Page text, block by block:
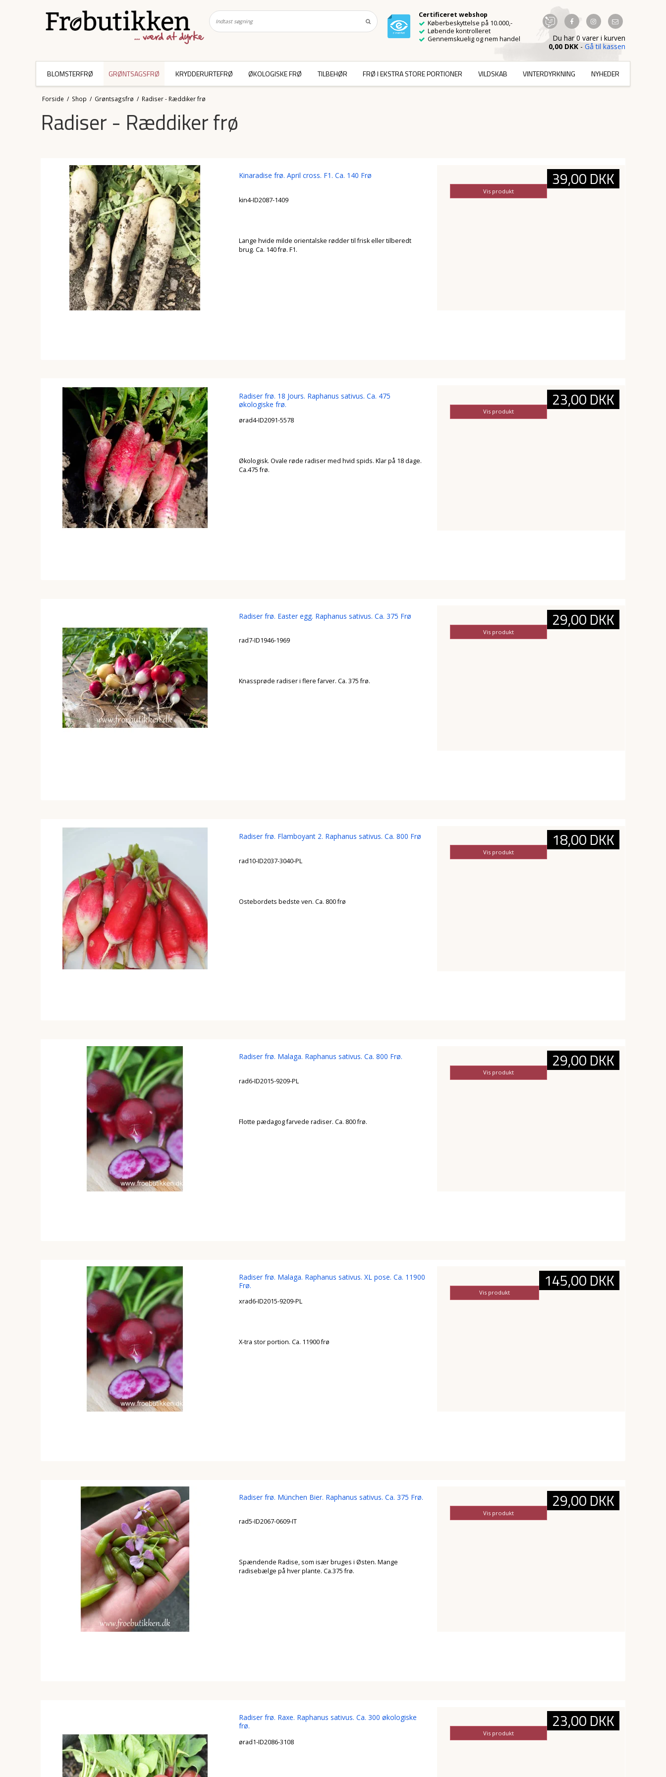
Certificeret webshop
Køberbeskyttelse på 10.000,-
Løbende kontrolleret
Gennemskuelig og nem handel
Du har 0 varer i kurven
0,00 DKK- Gå til kassen
BLOMSTERFRØ GRØNTSAGSFRØ KRYDDERURTEFRØ ØKOLOGISKE FRØ TILBEHØR FRØ I EKSTRA STORE PORTIONER VILDSKAB VINTERDYRKNING NYHEDER
Forside / Shop / Grøntsagsfrø / Radiser - Ræddiker frø
Radiser - Ræddiker frø
Kinaradise frø. April cross. F1. Ca. 140 Frø
kin4-ID2087-1409
Lange hvide milde orientalske rødder til frisk eller tilberedt
brug. Ca. 140 frø. F1.
39,00 DKK
Vis produkt
Radiser frø. 18 Jours. Raphanus sativus. Ca. 475
økologiske frø.
ørad4-ID2091-5578
Økologisk. Ovale røde radiser med hvid spids. Klar på 18 dage.
Ca.475 frø.
23,00 DKK
Vis produkt
Radiser frø. Easter egg. Raphanus sativus. Ca. 375 Frø
rad7-ID1946-1969
Knassprøde radiser i flere farver. Ca. 375 frø.
29,00 DKK
Vis produkt
Radiser frø. Flamboyant 2. Raphanus sativus. Ca. 800 Frø
rad10-ID2037-3040-PL
Ostebordets bedste ven. Ca. 800 frø
18,00 DKK
Vis produkt
Radiser frø. Malaga. Raphanus sativus. Ca. 800 Frø.
rad6-ID2015-9209-PL
Flotte pædagog farvede radiser. Ca. 800 frø.
29,00 DKK
Vis produkt
Radiser frø. Malaga. Raphanus sativus. XL pose. Ca. 11900
Frø.
xrad6-ID2015-9209-PL
X-tra stor portion. Ca. 11900 frø
145,00 DKK
Vis produkt
Radiser frø. München Bier. Raphanus sativus. Ca. 375 Frø.
rad5-ID2067-0609-IT
Spændende Radise, som især bruges i Østen. Mange
radisebælge på hver plante. Ca.375 frø.
29,00 DKK
Vis produkt
Radiser frø. Raxe. Raphanus sativus. Ca. 300 økologiske
frø.
ørad1-ID2086-3108
23,00 DKK
Vis produkt